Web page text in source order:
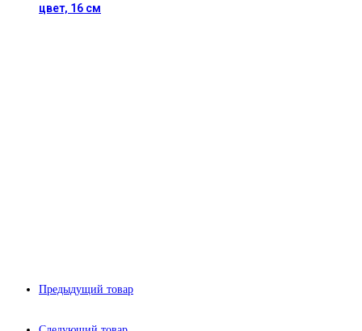
цвет, 16 см
Предыдущий товар